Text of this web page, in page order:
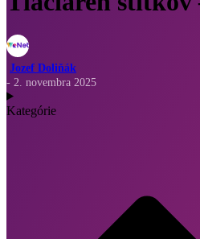
Jozef Doliňák
- 2. novembra 2025
Kategórie